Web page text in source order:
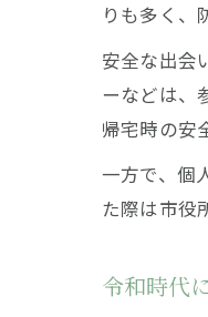
りも多く、
安全な出会
ーなどは、
帰宅時の安
一方で、個
た際は市役
令和時代